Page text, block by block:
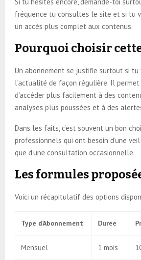
fréquence tu consultes le site et si tu
un accès plus complet aux contenus.
Pourquoi choisir
Un abonnement se justifie surtout si tu
l’actualité de façon régulière. Il permet
d’accéder plus facilement à des
analyses plus poussées et à des
Dans les faits, c’est souvent un bon
professionnels qui ont besoin d’une
que d’une consultation occasionnelle.
Les formules
Voici un récapitulatif des options
Type d’Abonnement Durée
Mensuel 1 mois